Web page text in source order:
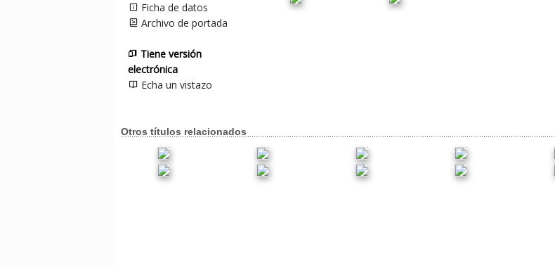
Ficha de datos
Archivo de portada
Tiene versión
electrónica
Echa un vistazo
Otros títulos relacionados